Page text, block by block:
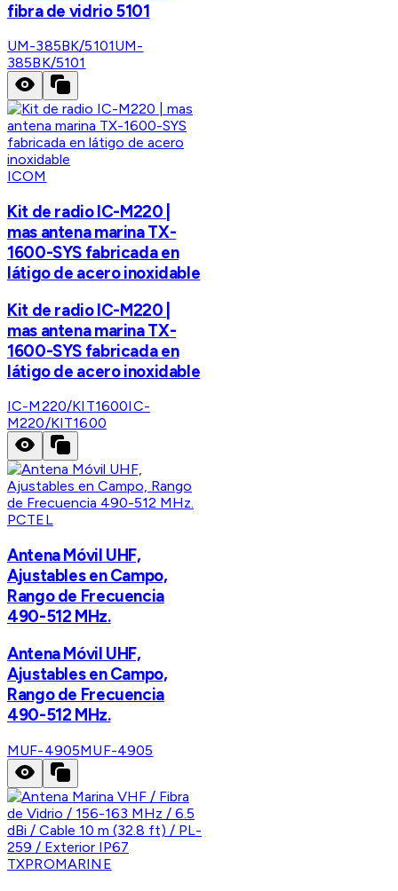
fibra de vidrio 5101
UM-385BK/5101UM-
385BK/5101
ICOM
Kit de radio IC-M220 |
mas antena marina TX-
1600-SYS fabricada en
látigo de acero inoxidable
Kit de radio IC-M220 |
mas antena marina TX-
1600-SYS fabricada en
látigo de acero inoxidable
IC-M220/KIT1600IC-
M220/KIT1600
PCTEL
Antena Móvil UHF,
Ajustables en Campo,
Rango de Frecuencia
490-512 MHz.
Antena Móvil UHF,
Ajustables en Campo,
Rango de Frecuencia
490-512 MHz.
MUF-4905MUF-4905
TXPROMARINE